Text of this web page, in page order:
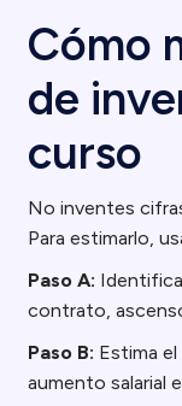
Cómo
de
curso
No inventes
Para estimarlo,
Paso A:
contrato,
Paso B: Estima
aumento salarial